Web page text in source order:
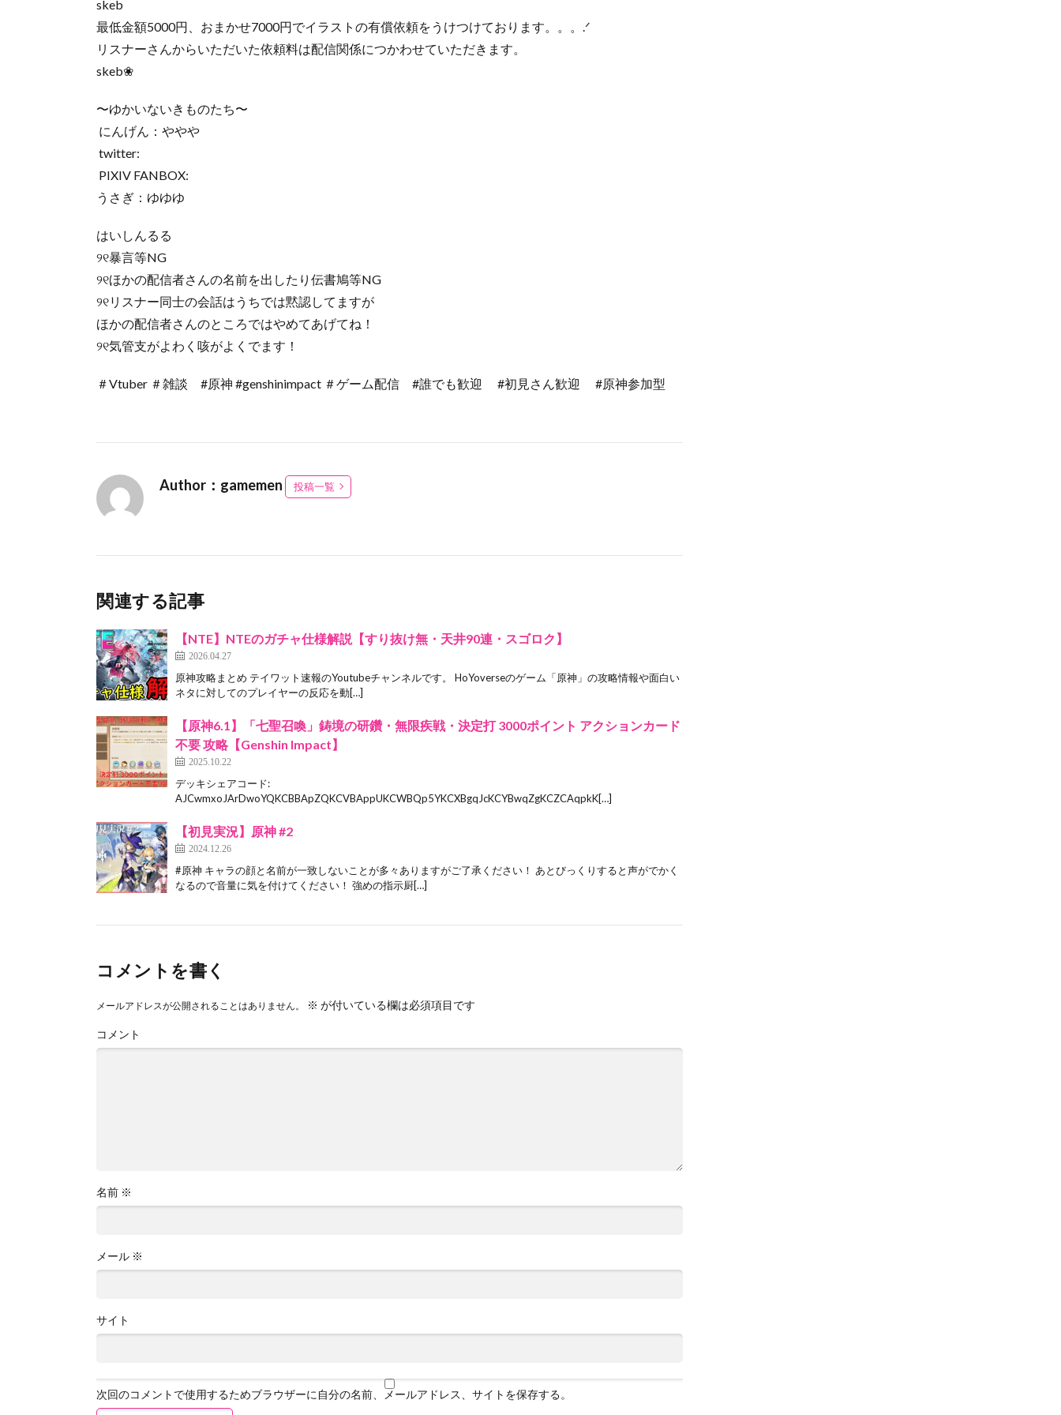
skeb
最低金額5000円、おまかせ7000円でイラストの有償依頼をうけつけております。。。.ᐟ
リスナーさんからいただいた依頼料は配信関係につかわせていただきます。
skeb❀
〜ゆかいないきものたち〜
にんげん：ややや
twitter:
PIXIV FANBOX:
うさぎ：ゆゆゆ
はいしんるる
୨୧暴言等NG
୨୧ほかの配信者さんの名前を出したり伝書鳩等NG
୨୧リスナー同士の会話はうちでは黙認してますが
ほかの配信者さんのところではやめてあげてね！
୨୧気管支がよわく咳がよくでます！
＃Vtuber ＃雑談 #原神 #genshinimpact ＃ゲーム配信 #誰でも歓迎 #初見さん歓迎 #原神参加型
Author：gamemen 投稿一覧
関連する記事
【NTE】NTEのガチャ仕様解説【すり抜け無・天井90連・スゴロク】
2026.04.27
原神攻略まとめ テイワット速報のYoutubeチャンネルです。 HoYoverseのゲーム「原神」の攻略情報や面白い
ネタに対してのプレイヤーの反応を動[…]
【原神6.1】「七聖召喚」鋳境の研鑽・無限疾戦・決定打 3000ポイント アクションカード
不要 攻略【Genshin Impact】
2025.10.22
デッキシェアコード:
AJCwmxoJArDwoYQKCBBApZQKCVBAppUKCWBQp5YKCXBgqJcKCYBwqZgKCZCAqpkK[…]
【初見実況】原神 #2
2024.12.26
#原神 キャラの顔と名前が一致しないことが多々ありますがご了承ください！ あとびっくりすると声がでかく
なるので音量に気を付けてください！ 強めの指示厨[…]
コメントを書く
メールアドレスが公開されることはありません。 ※ が付いている欄は必須項目です
コメント
名前 ※
メール ※
サイト
次回のコメントで使用するためブラウザーに自分の名前、メールアドレス、サイトを保存する。